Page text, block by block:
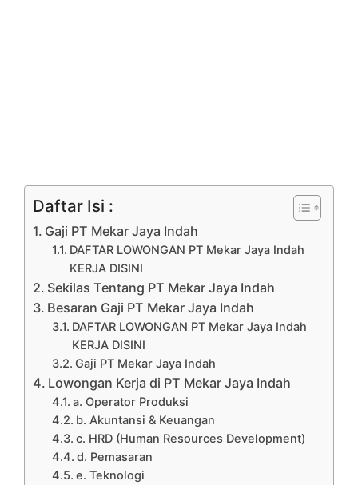
Daftar Isi :
Gaji PT Mekar Jaya Indah
DAFTAR LOWONGAN PT Mekar Jaya Indah
KERJA DISINI
Sekilas Tentang PT Mekar Jaya Indah
Besaran Gaji PT Mekar Jaya Indah
DAFTAR LOWONGAN PT Mekar Jaya Indah
KERJA DISINI
Gaji PT Mekar Jaya Indah
Lowongan Kerja di PT Mekar Jaya Indah
a. Operator Produksi
b. Akuntansi & Keuangan
c. HRD (Human Resources Development)
d. Pemasaran
e. Teknologi